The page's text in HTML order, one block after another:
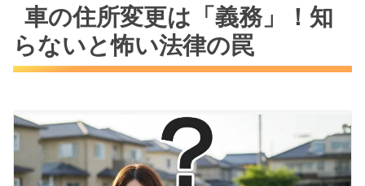
車の住所変更は「義務」！知
らないと怖い法律の罠